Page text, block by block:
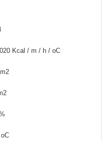
Kcal / m / h / oC